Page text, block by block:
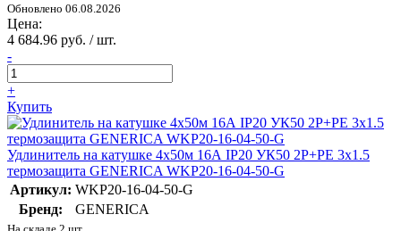
Обновлено 06.08.2026
Цена:
4 684.96 руб. / шт.
-
+
Купить
Удлинитель на катушке 4х50м 16А IP20 УК50 2P+PE 3х1.5
термозащита GENERICA WKP20-16-04-50-G
Артикул: WKP20-16-04-50-G
Бренд:
GENERICA